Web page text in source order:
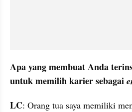
Apa yang membuat Anda
untuk memilih karier sebagai
LC: Orang tua saya memiliki